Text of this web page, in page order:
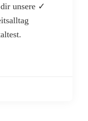
unsere ✓